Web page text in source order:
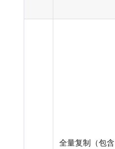
全量复制（包含